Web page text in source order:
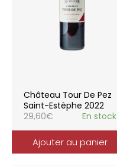
Château Tour De Pez
Saint-Estèphe 2022
29,60€ En stock
Ajouter au panier